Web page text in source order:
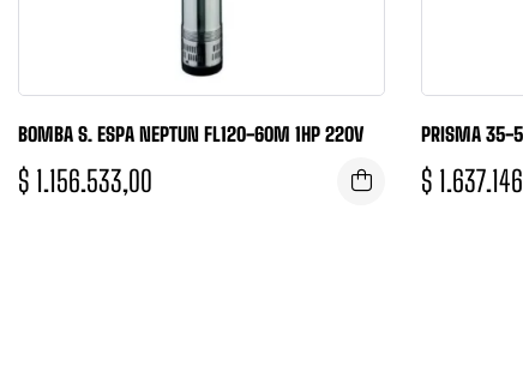
BOMBA S. ESPA NEPTUN FL120-60M 1HP 220V
$ 1.156.533,00
PRISMA 35-5
$